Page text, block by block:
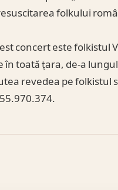
folkului
concert este folkistul
toată țara, de-a
revedea pe folkistul